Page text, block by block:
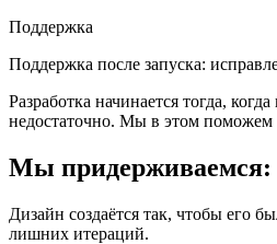
Поддержка
Поддержка после запуска:
Разработка начинается тогда,
недостаточно. Мы в этом поможем
Мы придерживаемся:
Дизайн создаётся так, чтобы его
лишних итераций.